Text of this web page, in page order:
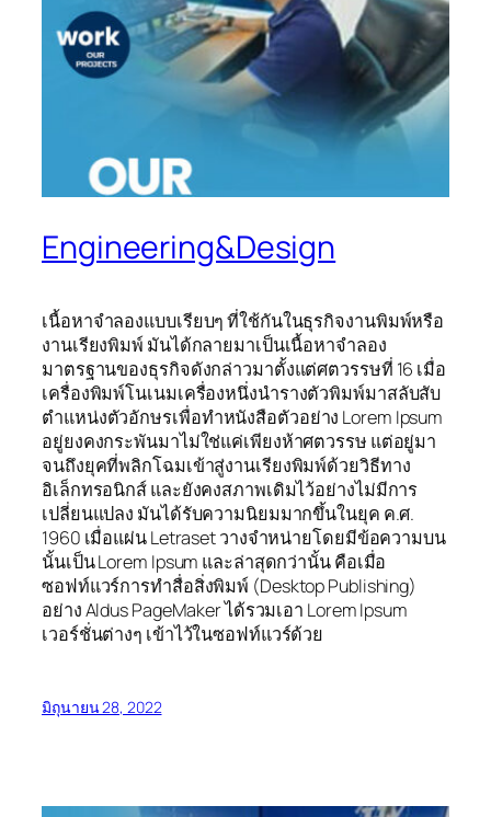
Engineering&Design
เนื้อหาจำลองแบบเรียบๆ ที่ใช้กันในธุรกิจงานพิมพ์หรือ
งานเรียงพิมพ์ มันได้กลายมาเป็นเนื้อหาจำลอง
มาตรฐานของธุรกิจดังกล่าวมาตั้งแต่ศตวรรษที่ 16 เมื่อ
เครื่องพิมพ์โนเนมเครื่องหนึ่งนำรางตัวพิมพ์มาสลับสับ
ตำแหน่งตัวอักษรเพื่อทำหนังสือตัวอย่าง Lorem Ipsum
อยู่ยงคงกระพันมาไม่ใช่แค่เพียงห้าศตวรรษ แต่อยู่มา
จนถึงยุคที่พลิกโฉมเข้าสู่งานเรียงพิมพ์ด้วยวิธีทาง
อิเล็กทรอนิกส์ และยังคงสภาพเดิมไว้อย่างไม่มีการ
เปลี่ยนแปลง มันได้รับความนิยมมากขึ้นในยุค ค.ศ.
1960 เมื่อแผ่น Letraset วางจำหน่ายโดยมีข้อความบน
นั้นเป็น Lorem Ipsum และล่าสุดกว่านั้น คือเมื่อ
ซอฟท์แวร์การทำสื่อสิ่งพิมพ์ (Desktop Publishing)
อย่าง Aldus PageMaker ได้รวมเอา Lorem Ipsum
เวอร์ชั่นต่างๆ เข้าไว้ในซอฟท์แวร์ด้วย
มิถุนายน 28, 2022